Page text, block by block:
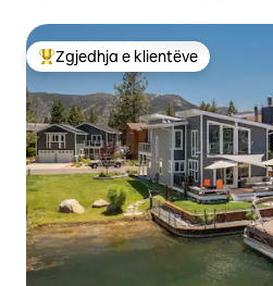
Më të mirat e zgjedhjeve të
Zgjedhja e klientëve